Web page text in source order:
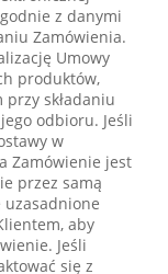
z danymi
Zamówienia.
Umowy
produktów,
składaniu
odbioru. Jeśli
w
Zamówienie jest
przez samą
uzasadnione
aby
Jeśli
się z